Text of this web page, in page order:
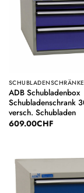
SCHUBLADENSCHRÄNKE
ADB Schubladenbox
Schubladenschrank
versch. Schubladen
609.00CHF